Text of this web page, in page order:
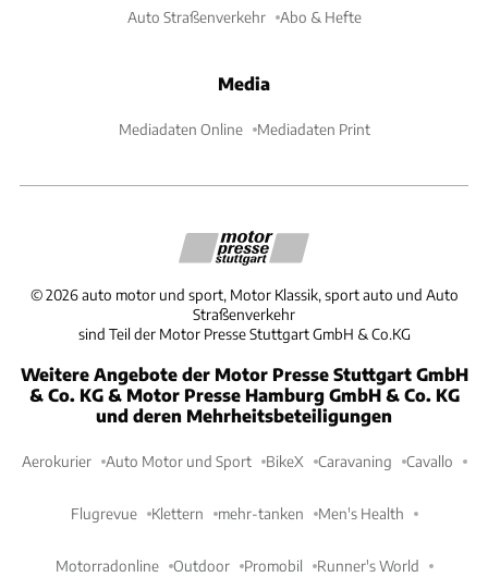
Auto Straßenverkehr Abo & Hefte
Media
Mediadaten Online Mediadaten Print
©2026 auto motor und sport, Motor Klassik, sport auto und Auto
Straßenverkehr
sind Teil der Motor Presse Stuttgart GmbH & Co.KG
Weitere Angebote der Motor Presse Stuttgart GmbH
& Co. KG & Motor Presse Hamburg GmbH & Co. KG
und deren Mehrheitsbeteiligungen
Aerokurier Auto Motor und Sport BikeX Caravaning Cavallo
Flugrevue Klettern mehr-tanken Men's Health
Motorradonline Outdoor Promobil Runner's World